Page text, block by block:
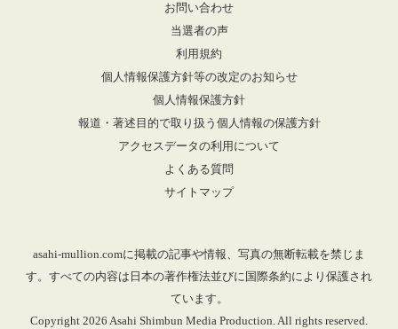
お問い合わせ
当選者の声
利用規約
個人情報保護方針等の改定のお知らせ
個人情報保護方針
報道・著述目的で取り扱う個人情報の保護方針
アクセスデータの利用について
よくある質問
サイトマップ
asahi-mullion.comに掲載の記事や情報、写真の無断転載を禁じま
す。すべての内容は日本の著作権法並びに国際条約により保護され
ています。
Copyright 2026 Asahi Shimbun Media Production. All rights reserved.